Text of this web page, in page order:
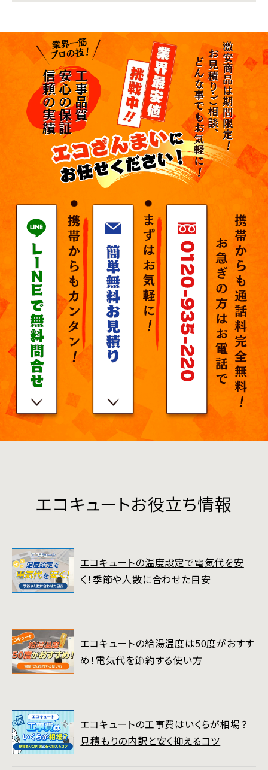
エコキュートお役立ち情報
エコキュートの温度設定で電気代を安
く！季節や人数に合わせた目安
エコキュートの給湯温度は50度がおすす
め！電気代を節約する使い方
エコキュートの工事費はいくらが相場？
見積もりの内訳と安く抑えるコツ